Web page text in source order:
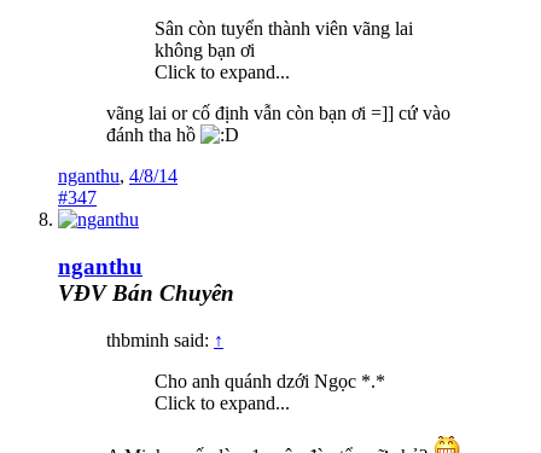
Sân còn tuyển thành viên vãng lai
không bạn ơi
Click to expand...
vãng lai or cố định vẫn còn bạn ơi =]] cứ vào
đánh tha hồ
nganthu, 4/8/14
#347
nganthu
VĐV Bán Chuyên
thbminh said: ↑
Cho anh quánh dzới Ngọc *.*
Click to expand...